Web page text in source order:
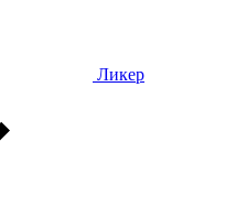
Ликер